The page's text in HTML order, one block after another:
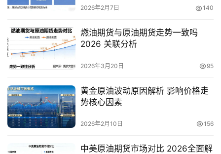
2026年2月7日 140
燃油期货与原油期货走势一致吗
2026 关联分析
2026年3月20日 95
黄金原油波动原因解析 影响价格走
势核心因素
2026年2月10日 156
中美原油期货市场对比 2026全面解